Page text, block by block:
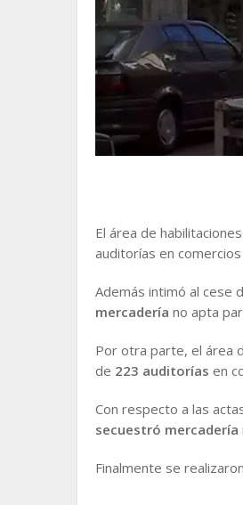
El área de
auditorías en
Además intimó al cese
mercadería no apta
Por otra parte, el área
de 223 auditorías en
Con respecto a las
secuestró mercadería
Finalmente se realizaron